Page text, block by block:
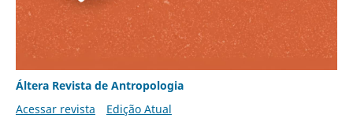
Áltera Revista de Antropologia
Acessar revista
Edição Atual